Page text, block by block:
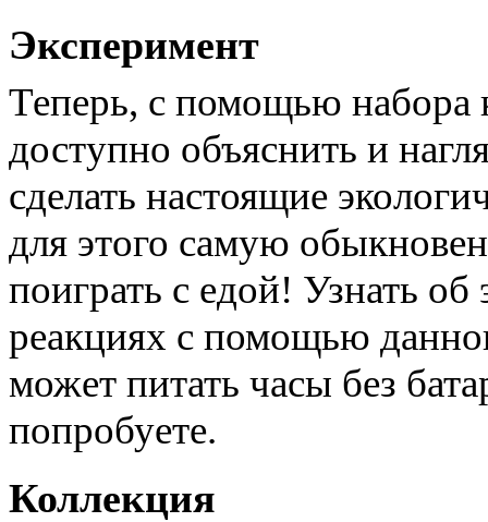
Эксперимент
Теперь, с помощью набора
доступно объяснить и
сделать настоящие
для этого самую
поиграть с едой! Узнать
реакциях с помощью
может питать часы без
попробуете.
Коллекция